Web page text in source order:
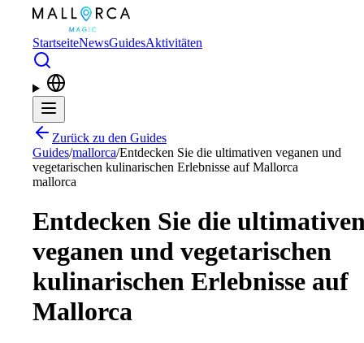
Zum Hauptinhalt springen
StartseiteNewsGuidesAktivitäten
Zurück zu den Guides
Guides/mallorca/Entdecken Sie die ultimativen veganen und
vegetarischen kulinarischen Erlebnisse auf Mallorca
mallorca
Entdecken Sie die
veganen und vegetarischen
kulinarischen Erlebnisse auf
Mallorca